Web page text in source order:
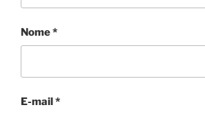
Nome*
E-mail*